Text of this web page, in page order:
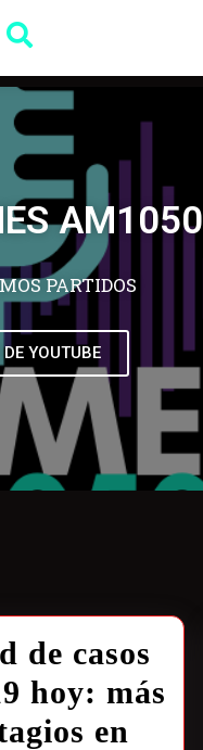
AM1050
PARTIDOS
YOUTUBE
de casos
hoy: más
en